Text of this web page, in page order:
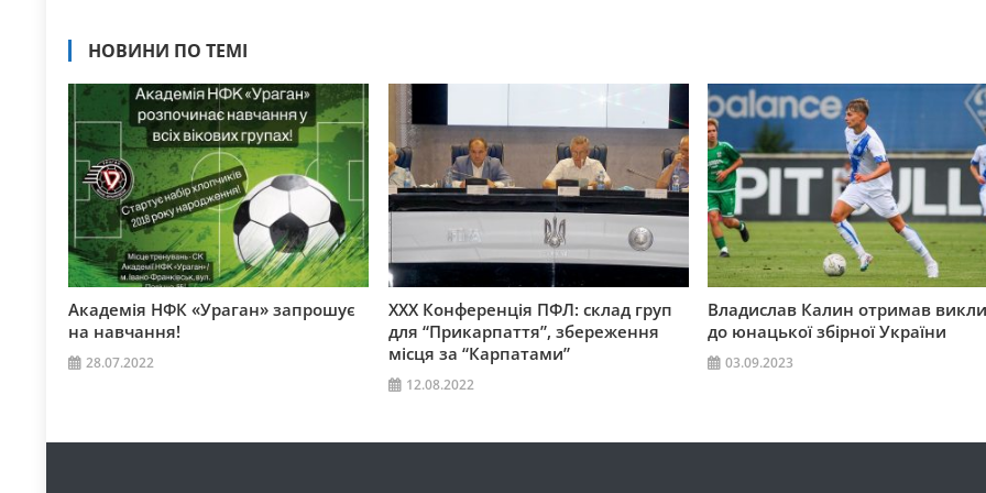
НОВИНИ ПО ТЕМІ
Академія НФК «Ураган» запрошує
на навчання!
28.07.2022
ХХХ Конференція ПФЛ: склад груп
для “Прикарпаття”, збереження
місця за “Карпатами”
12.08.2022
Владислав Калин отримав
до юнацької збірної України
03.09.2023